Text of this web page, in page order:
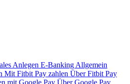
Anlegen E-Banking Allgemein
Mit Fitbit Pay zahlen Über Fitbit Pay
mit Google Pay Über Google Pay